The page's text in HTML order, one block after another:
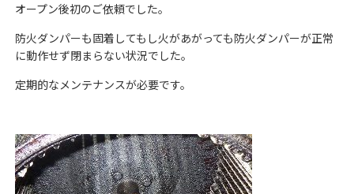
オープン後初のご依頼でした。
防火ダンパーも固着してもし火があがっても防火ダンパーが正常
に動作せず閉まらない状況でした。
定期的なメンテナンスが必要です。